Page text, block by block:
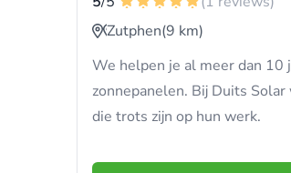
Zutphen(9 km)
We helpen je al meer dan 10
zonnepanelen. Bij Duits
die trots zijn op hun werk.